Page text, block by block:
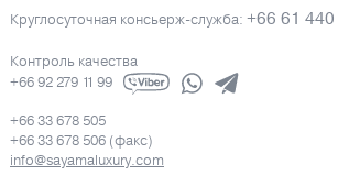
Круглосуточная консьерж-служба: +66 61
Контроль качества
+66 92 279 11 99
+66 33 678 505
+66 33 678 506 (факс)
info@sayamaluxury.com